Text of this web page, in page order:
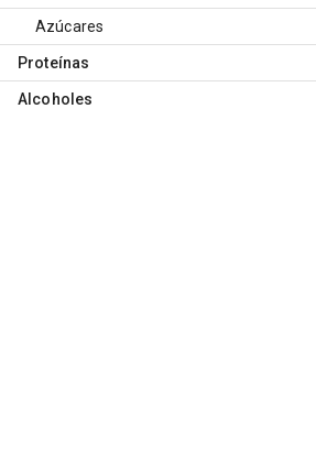
Azúcares
Proteínas
Alcoholes